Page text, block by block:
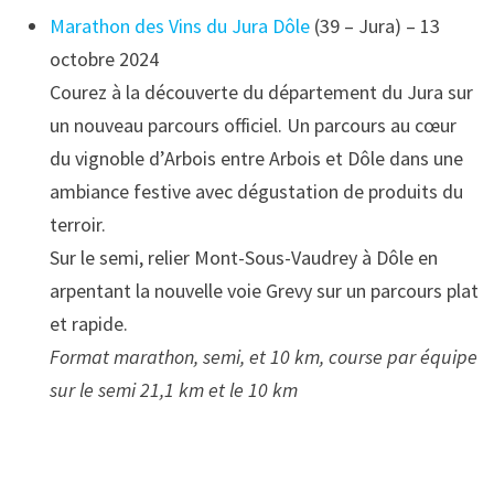
Marathon des Vins du Jura Dôle (39 – Jura) – 13
octobre 2024
Courez à la découverte du département du Jura sur
un nouveau parcours officiel. Un parcours au cœur
du vignoble d’Arbois entre Arbois et Dôle dans une
ambiance festive avec dégustation de produits du
terroir.
Sur le semi, relier Mont-Sous-Vaudrey à Dôle en
arpentant la nouvelle voie Grevy sur un parcours plat
et rapide.
Format marathon, semi, et 10 km, course par équipe
sur le semi 21,1 km et le 10 km